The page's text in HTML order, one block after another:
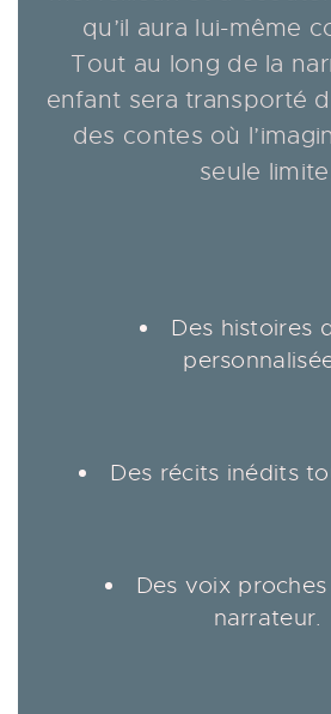
qu’il aura lui-même
Tout au long de la
enfant sera transporté
des contes où
seule
Des histoires
Des récits inédits
Des voix proches
narrateur.